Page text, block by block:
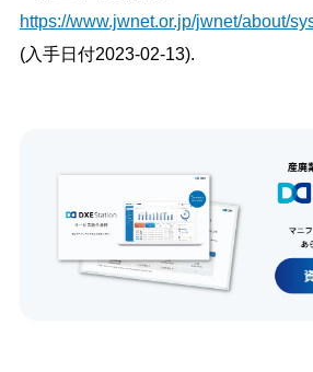
https://www.jwnet.or.jp/jwnet/about/
(入手日付2023-02-13).